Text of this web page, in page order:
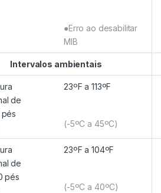
●Erro ao desabilitar
MIB
Intervalos ambientais
de
23ºF a 113ºF
(-5ºC a 45ºC)
de
pés
23ºF a 104ºF
(-5ºC a 40ºC)